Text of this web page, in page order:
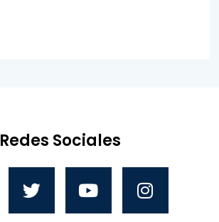
Redes Sociales